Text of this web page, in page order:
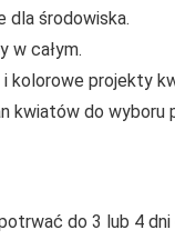
dla środowiska.
w całym.
i kolorowe projekty
kwiatów do wyboru
do 3 lub 4 dni